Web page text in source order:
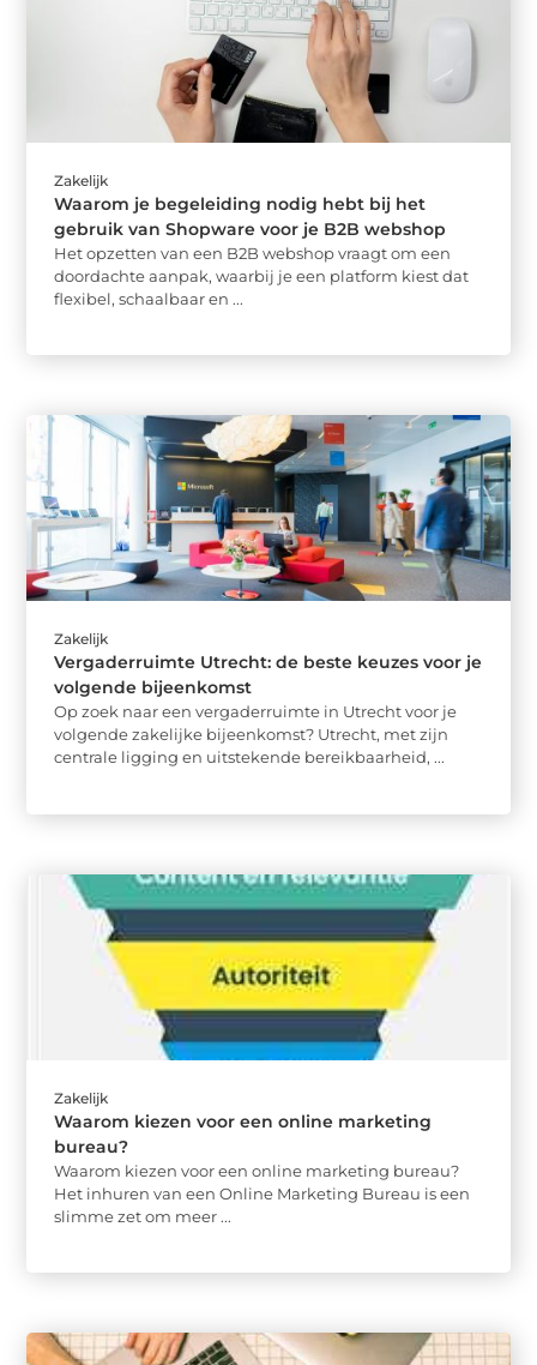
Zakelijk
Waarom je begeleiding nodig hebt bij het
gebruik van Shopware voor je B2B webshop
Het opzetten van een B2B webshop vraagt om een
doordachte aanpak, waarbij je een platform kiest dat
flexibel, schaalbaar en ...
Zakelijk
Vergaderruimte Utrecht: de beste keuzes voor je
volgende bijeenkomst
Op zoek naar een vergaderruimte in Utrecht voor je
volgende zakelijke bijeenkomst? Utrecht, met zijn
centrale ligging en uitstekende bereikbaarheid, ...
Zakelijk
Waarom kiezen voor een online marketing
bureau?
Waarom kiezen voor een online marketing bureau?
Het inhuren van een Online Marketing Bureau is een
slimme zet om meer ...